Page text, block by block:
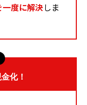
度に解決しま
化！